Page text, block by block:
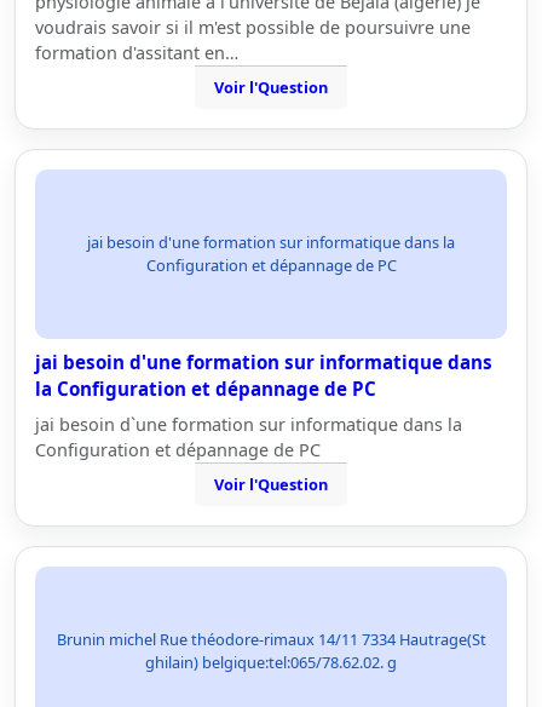
voudrais savoir si il m'est possible de poursuivre une
formation d'assitant en…
Voir l'Question
jai besoin d'une formation sur informatique dans la
Configuration et dépannage de PC
jai besoin d'une formation sur informatique dans
la Configuration et dépannage de PC
jai besoin d`une formation sur informatique dans la
Configuration et dépannage de PC
Voir l'Question
Brunin michel Rue théodore-rimaux 14/11 7334 Hautrage(St
ghilain) belgique:tel:065/78.62.02. g